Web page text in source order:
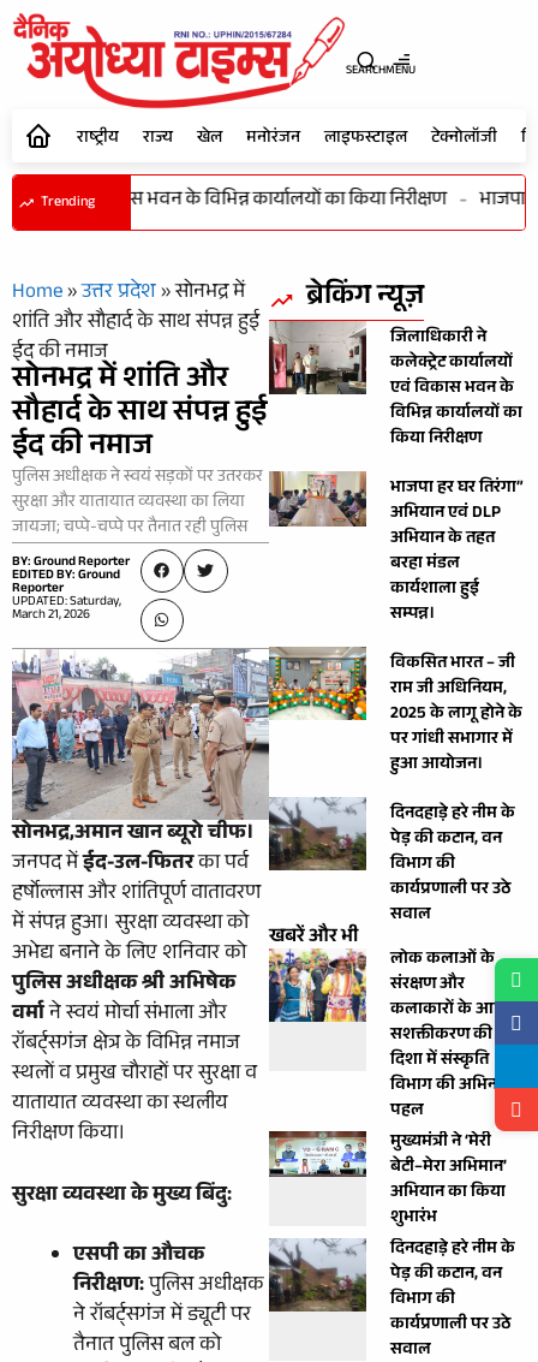
SEARCHMENU
राष्ट्रीय राज्य खेल मनोरंजन लाइफस्टाइल टेक्नोलॉजी
Trending
एवं विकास भवन के विभिन्न कार्यालयों का किया निरीक्षण भाजपा
Home»उत्तर प्रदेश»सोनभद्र में
शांति और सौहार्द के साथ संपन्न हुई
ईद की नमाज
सोनभद्र में शांति और
सौहार्द के साथ संपन्न हुई
ईद की नमाज
पुलिस अधीक्षक ने स्वयं सड़कों पर उतरकर
सुरक्षा और यातायात व्यवस्था का लिया
जायजा; चप्पे-चप्पे पर तैनात रही पुलिस
BY: Ground Reporter
EDITED BY: Ground
Reporter
UPDATED: Saturday,
March 21, 2026
सोनभद्र,अमान खान ब्यूरो चीफ।
जनपद मेंईद-उल-फितरका पर्व
हर्षोल्लास और शांतिपूर्ण वातावरण
में संपन्न हुआ। सुरक्षा व्यवस्था को
अभेद्य बनाने के लिए शनिवार को
पुलिस अधीक्षक श्री अभिषेक
वर्माने स्वयं मोर्चा संभाला और
रॉबर्ट्सगंज क्षेत्र के विभिन्न नमाज
स्थलों व प्रमुख चौराहों पर सुरक्षा व
यातायात व्यवस्था का स्थलीय
निरीक्षण किया।
सुरक्षा व्यवस्था के मुख्य बिंदु:
एसपी का औचक
निरीक्षण:पुलिस अधीक्षक
ने रॉबर्ट्सगंज में ड्यूटी पर
तैनात पुलिस बल को
ब्रेकिंग न्यूज़
जिलाधिकारी ने
कलेक्ट्रेट कार्यालयों
एवं विकास भवन के
विभिन्न कार्यालयों का
किया निरीक्षण
भाजपा हर घर तिरंगा”
अभियान एवं DLP
अभियान के तहत
बरहा मंडल
कार्यशाला हुई
सम्पन्न।
विकसित भारत – जी
राम जी अधिनियम,
2025 के लागू होने के
पर गांधी सभागार में
हुआ आयोजन।
दिनदहाड़े हरे नीम के
पेड़ की कटान, वन
विभाग की
कार्यप्रणाली पर उठे
सवाल
खबरें और भी
लोक कलाओं के
संरक्षण और
कलाकारों के आर्थिक
सशक्तीकरण की
दिशा में संस्कृति
विभाग की अभिनव
पहल
मुख्यमंत्री ने ‘मेरी
बेटी–मेरा अभिमान’
अभियान का किया
शुभारंभ
दिनदहाड़े हरे नीम के
पेड़ की कटान, वन
विभाग की
कार्यप्रणाली पर उठे
सवाल